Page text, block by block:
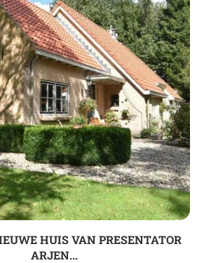
HUIS VAN PRESENTATOR
ARJEN...